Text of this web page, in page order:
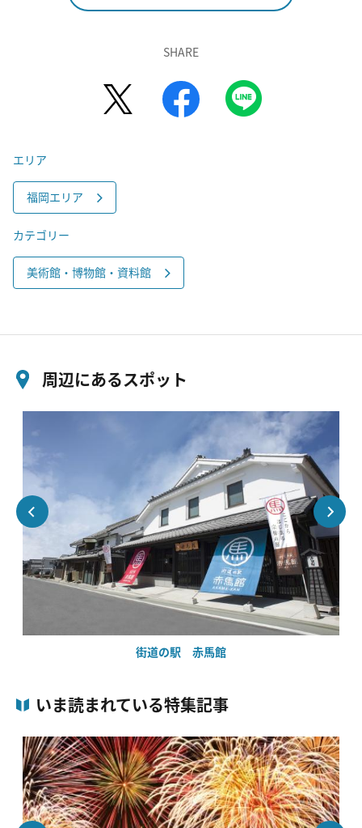
SHARE
エリア
福岡エリア
カテゴリー
美術館・博物館・資料館
周辺にあるスポット
街道の駅 赤馬館
いま読まれている特集記事